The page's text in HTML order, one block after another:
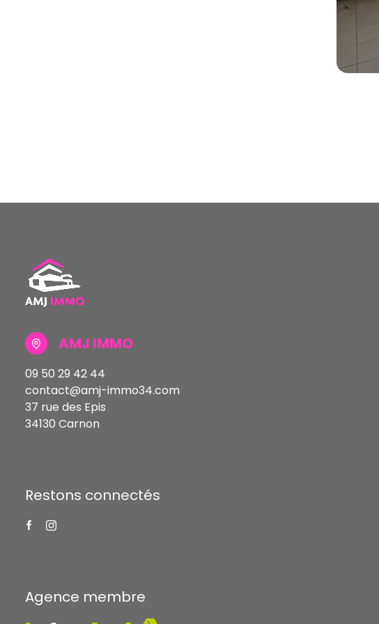
AMJ IMMO
09 50 29 42 44
contact@amj-immo34.com
37 rue des Epis
34130 Carnon
Restons connectés
Agence membre